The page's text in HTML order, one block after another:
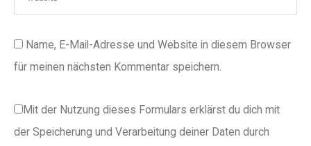
Name, E-Mail-Adresse und Website in diesem Browser
für meinen nächsten Kommentar speichern.
Mit der Nutzung dieses Formulars erklärst du dich mit
der Speicherung und Verarbeitung deiner Daten durch